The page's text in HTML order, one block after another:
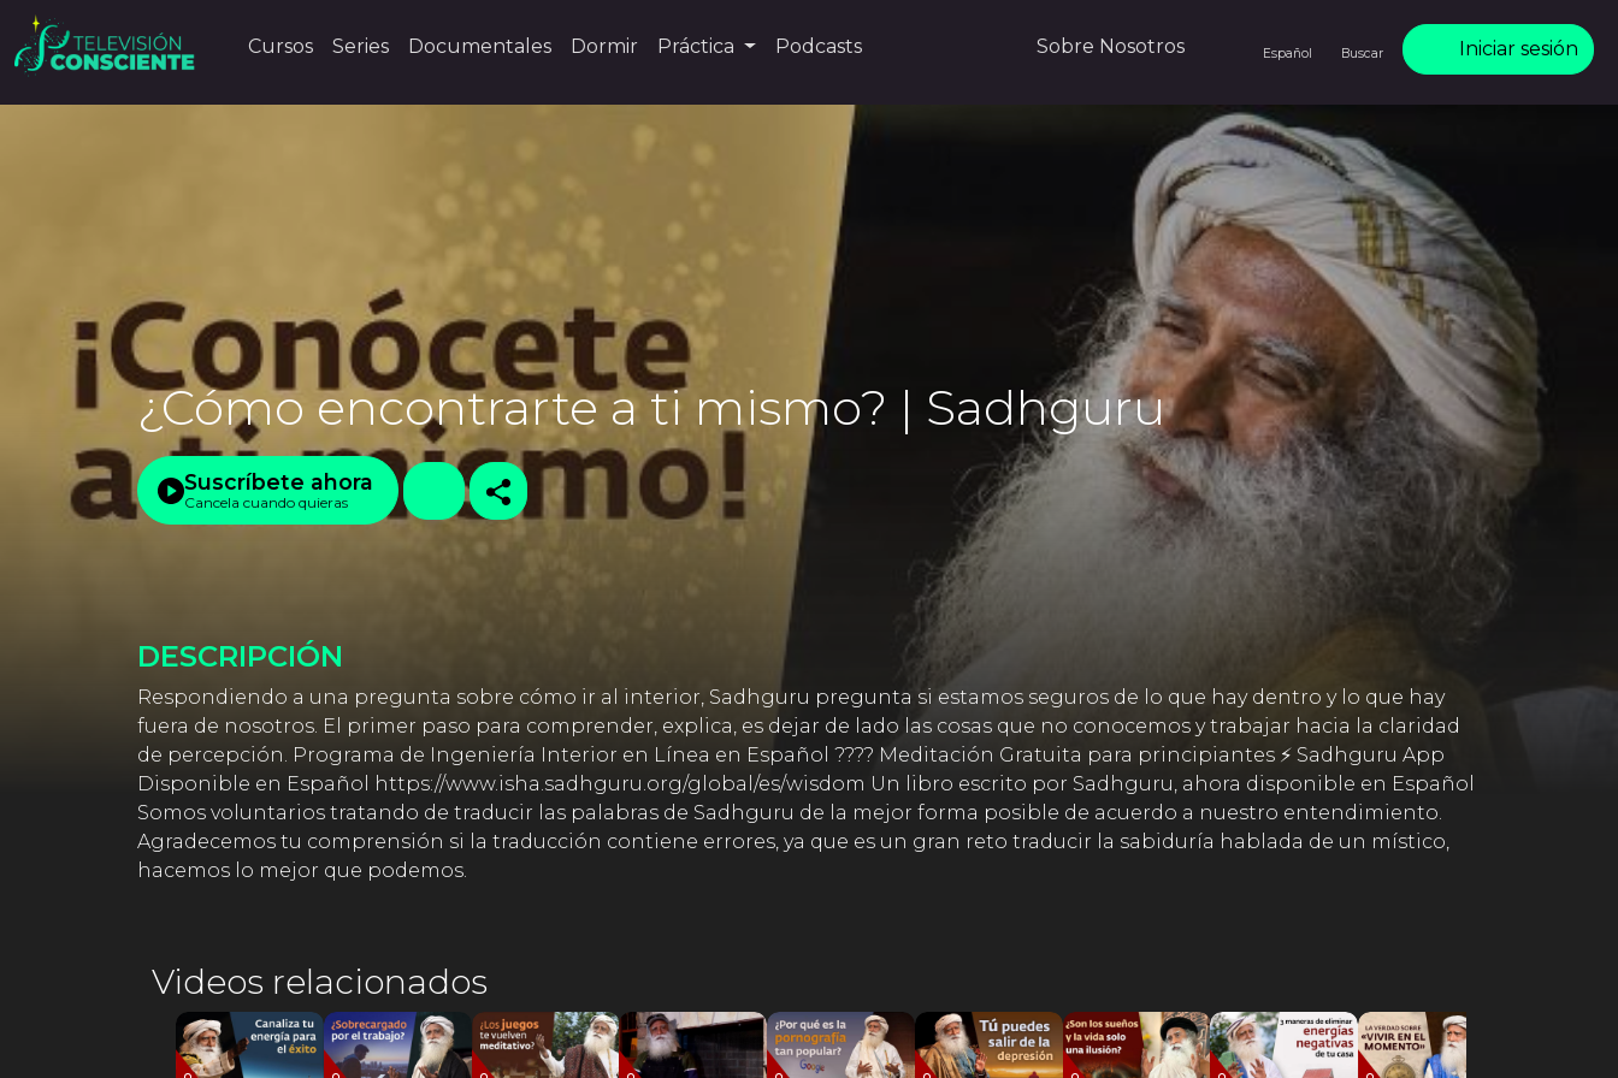
Cursos Series Documentales Dormir Práctica Podcasts Sobre Nosotros Español Buscar Iniciar sesión
¿Cómo encontrarte a ti mismo? | Sadhguru
Suscríbete ahora
Cancela cuando quieras
DESCRIPCIÓN
Respondiendo a una pregunta sobre cómo ir al interior, Sadhguru pregunta si estamos seguros de lo que hay dentro y lo que hay
fuera de nosotros. El primer paso para comprender, explica, es dejar de lado las cosas que no conocemos y trabajar hacia la claridad
de percepción. Programa de Ingeniería Interior en Línea en Español ???? Meditación Gratuita para principiantes ⚡ Sadhguru App
Disponible en Español https://www.isha.sadhguru.org/global/es/wisdom Un libro escrito por Sadhguru, ahora disponible en Español
Somos voluntarios tratando de traducir las palabras de Sadhguru de la mejor forma posible de acuerdo a nuestro entendimiento.
Agradecemos tu comprensión si la traducción contiene errores, ya que es un gran reto traducir la sabiduría hablada de un místico,
hacemos lo mejor que podemos.
Videos relacionados